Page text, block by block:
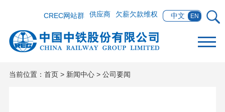
中文 EN
欠薪欠款维权
供应商
CREC网站群
当前位置： 首页> 新闻中心> 公司要闻